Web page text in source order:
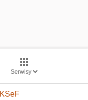
Serwisy
KSeF